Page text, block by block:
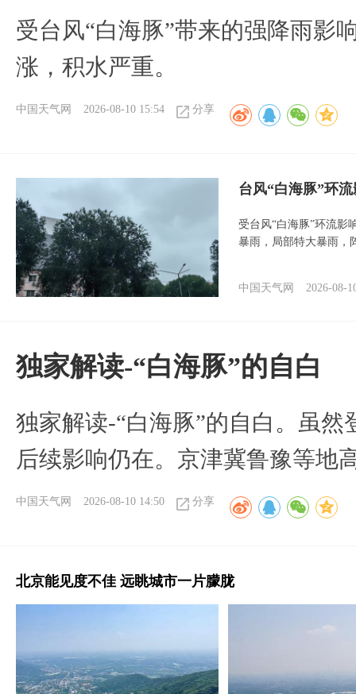
受台风“白海豚”带来的强降雨影
涨，积水严重。
中国天气网 2026-08-10 15:54 分享
台风“白海豚”环
受台风“白海豚”环流影
暴雨，局部特大暴雨，
中国天气网 2026-08-
​独家解读-“白海豚”的自白
独家解读-“白海豚”的自白。虽然
后续影响仍在。京津冀鲁豫等地
中国天气网 2026-08-10 14:50 分享
北京能见度不佳 远眺城市一片朦胧